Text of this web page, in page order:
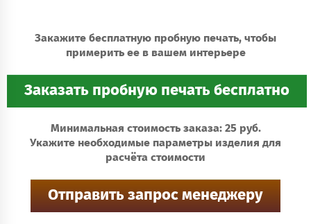
Закажите бесплатную пробную печать, чтобы
примерить ее в вашем интерьере
Минимальная стоимость заказа: 25 руб.
Укажите необходимые параметры изделия для
расчёта стоимости